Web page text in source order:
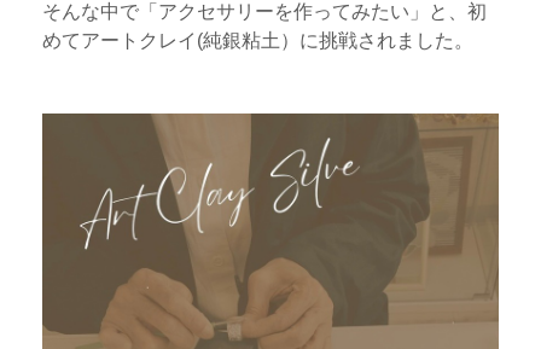
そんな中で「アクセサリーを作ってみたい」と、初
めてアートクレイ(純銀粘土）に挑戦されました。